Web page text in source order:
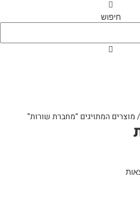
חיפוש
/ מוצרים המתויגים “מחברת שורות”